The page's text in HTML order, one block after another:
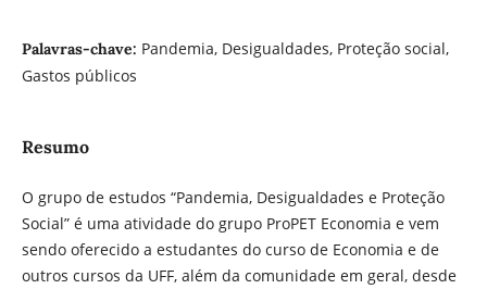
Palavras-chave: Pandemia, Desigualdades, Proteção social,
Gastos públicos
Resumo
O grupo de estudos “Pandemia, Desigualdades e Proteção
Social” é uma atividade do grupo ProPET Economia e vem
sendo oferecido a estudantes do curso de Economia e de
outros cursos da UFF, além da comunidade em geral, desde